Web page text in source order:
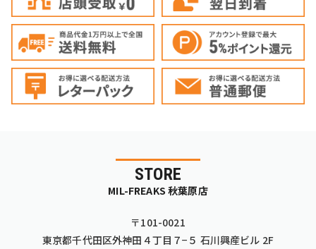
STORE
MIL-FREAKS 秋葉原店
〒101-0021
東京都千代田区外神田４丁目７−５ 石川興産ビル 2F